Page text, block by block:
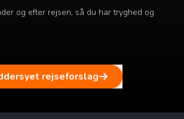
og efter rejsen, så du har tryghed og
rejseforslag